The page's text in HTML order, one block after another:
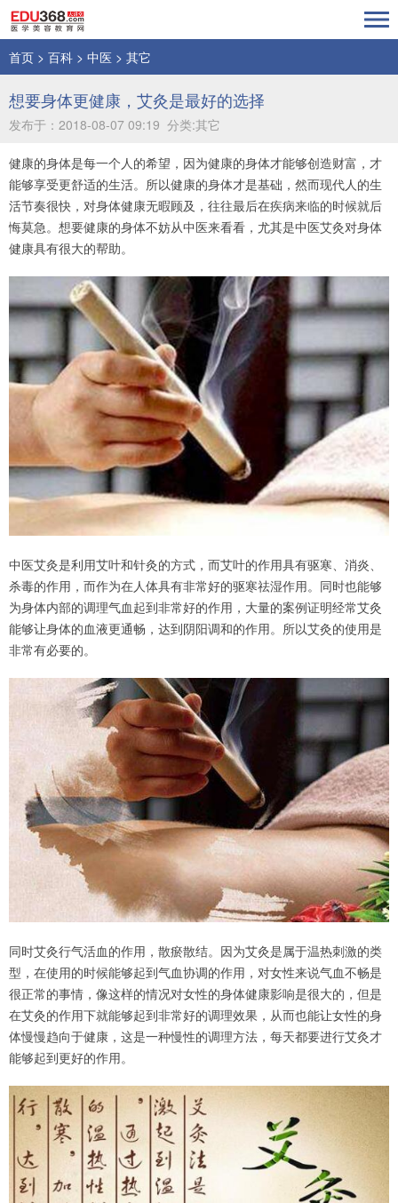
首页 > 百科 > 中医 > 其它
想要身体更健康，艾灸是最好的选择
发布于：2018-08-07 09:19 分类:其它
健康的身体是每一个人的希望，因为健康的身体才能够创造财富，才
能够享受更舒适的生活。所以健康的身体才是基础，然而现代人的生
活节奏很快，对身体健康无暇顾及，往往最后在疾病来临的时候就后
悔莫急。想要健康的身体不妨从中医来看看，尤其是中医艾灸对身体
健康具有很大的帮助。
中医艾灸是利用艾叶和针灸的方式，而艾叶的作用具有驱寒、消炎、
杀毒的作用，而作为在人体具有非常好的驱寒祛湿作用。同时也能够
为身体内部的调理气血起到非常好的作用，大量的案例证明经常艾灸
能够让身体的血液更通畅，达到阴阳调和的作用。所以艾灸的使用是
非常有必要的。
同时艾灸行气活血的作用，散瘀散结。因为艾灸是属于温热刺激的类
型，在使用的时候能够起到气血协调的作用，对女性来说气血不畅是
很正常的事情，像这样的情况对女性的身体健康影响是很大的，但是
在艾灸的作用下就能够起到非常好的调理效果，从而也能让女性的身
体慢慢趋向于健康，这是一种慢性的调理方法，每天都要进行艾灸才
能够起到更好的作用。